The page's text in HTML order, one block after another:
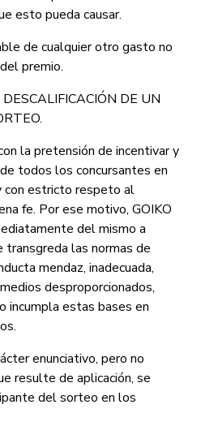
esto pueda causar.
de cualquier otro gasto no
premio.
DE UN
la pretensión de incentivar y
todos los concursantes en
con estricto respeto al
fe. Por ese motivo, GOIKO
del mismo a
transgreda las normas de
mendaz, inadecuada,
desproporcionados,
incumpla estas bases en
enunciativo, pero no
resulte de aplicación, se
del sorteo en los